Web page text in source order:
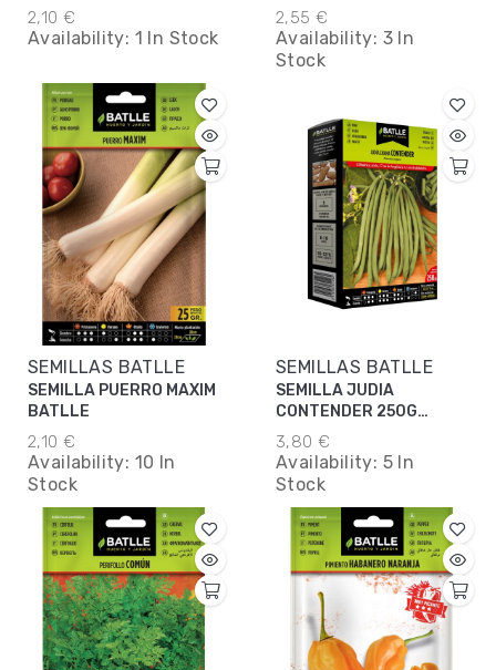
2,10 €
Availability: 1 In Stock
2,55 €
Availability: 3 In
Stock
SEMILLAS BATLLE
SEMILLA PUERRO MAXIM
BATLLE
2,10 €
Availability: 10 In
Stock
SEMILLAS BATLLE
SEMILLA JUDIA
CONTENDER 250G
BATLLE
3,80 €
Availability: 5 In
Stock